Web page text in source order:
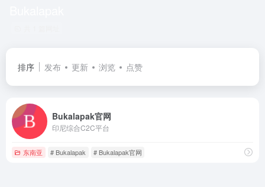
排序 发布 更新 浏览 点赞
Bukalapak官网
印尼综合C2C平台
东南亚 # Bukalapak # Bukalapak官网